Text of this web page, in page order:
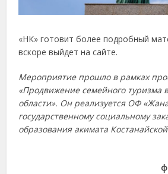
«НК» готовит более подробный
вскоре выйдет на сайте.
Мероприятие прошло в рамках
«Продвижение семейного туризма
области». Он реализуется ОФ
государственному социальному
образования акимата